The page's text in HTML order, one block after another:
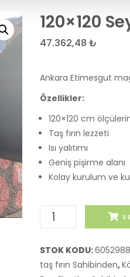
120×120
47.362,48 ₺
Ankara Etimesgut
Özellikler:
120×120 cm
Taş fırın lezzeti
Isı yalıtımı
Geniş pişirme alanı
Kolay kurulum ve
120x120
Seyyar
Fırın
adet
STOK KODU:
taş fırın Sahibinden,